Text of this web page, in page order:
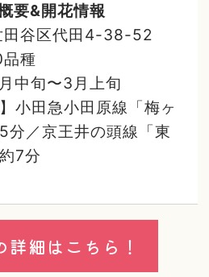
要&開花情報
田谷区代田4-38-52
種
中旬〜3月上旬
】小田急小田原線「梅ヶ
分／京王井の頭線「東
7分
詳細はこちら！